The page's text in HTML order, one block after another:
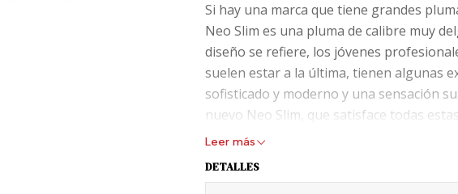
Si hay una marca que tiene grandes
Neo Slim es una pluma de calibre muy
diseño se refiere, los jóvenes
suelen estar a la última, tienen algunas
sofisticado y moderno y una sensación
nuevo Neo Slim, que satisface todas
disponibles en esta serie tienen un
Neo Slim es la entrega de la casa
Leer más
DETALLES